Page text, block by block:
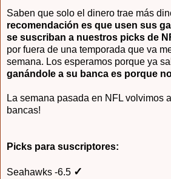
Saben que solo el dinero trae más
recomendación es que usen sus
se suscriban a nuestros picks de
por fuera de una temporada que va
semana. Los esperamos porque ya
ganándole a su banca es porque
La semana pasada en NFL volvimos
bancas!
Picks para suscriptores:
Seahawks -6.5 ✓